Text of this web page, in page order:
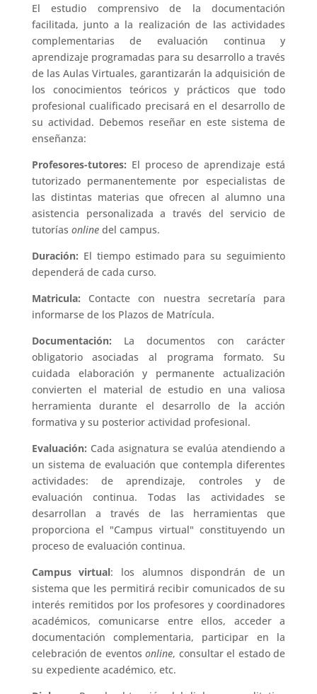
El estudio comprensivo de la documentación
facilitada, junto a la realización de las actividades
complementarias de evaluación continua y
aprendizaje programadas para su desarrollo a través
de las Aulas Virtuales, garantizarán la adquisición de
los conocimientos teóricos y prácticos que todo
profesional cualificado precisará en el desarrollo de
su actividad. Debemos reseñar en este sistema de
enseñanza:
Profesores-tutores: El proceso de aprendizaje está
tutorizado permanentemente por especialistas de
las distintas materias que ofrecen al alumno una
asistencia personalizada a través del servicio de
tutorías onlinedel campus.
Duración: El tiempo estimado para su seguimiento
dependerá de cada curso.
Matricula: Contacte con nuestra secretaría para
informarse de los Plazos de Matrícula.
Documentación: La documentos con carácter
obligatorio asociadas al programa formato. Su
cuidada elaboración y permanente actualización
convierten el material de estudio en una valiosa
herramienta durante el desarrollo de la acción
formativa y su posterior actividad profesional.
Evaluación: Cada asignatura se evalúa atendiendo a
un sistema de evaluación que contempla diferentes
actividades: de aprendizaje, controles y de
evaluación continua. Todas las actividades se
desarrollan a través de las herramientas que
proporciona el "Campus virtual" constituyendo un
proceso de evaluación continua.
Campus virtual: los alumnos dispondrán de un
sistema que les permitirá recibir comunicados de su
interés remitidos por los profesores y coordinadores
académicos, comunicarse entre ellos, acceder a
documentación complementaria, participar en la
celebración de eventosonline, consultar el estado de
su expediente académico, etc.